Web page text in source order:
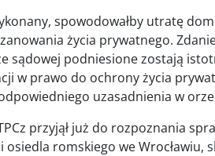
spowodowałby utratę
życia prywatnego.
sądowej podniesione zostają
w prawo do ochrony życia
uzasadnienia w
przyjął już do rozpoznania
romskiego we Wrocławiu,